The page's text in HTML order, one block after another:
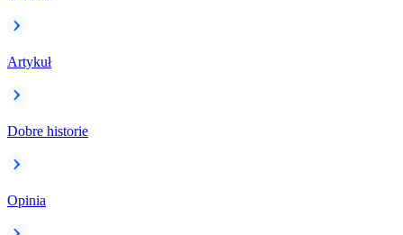
Artykuł
Dobre historie
Opinia